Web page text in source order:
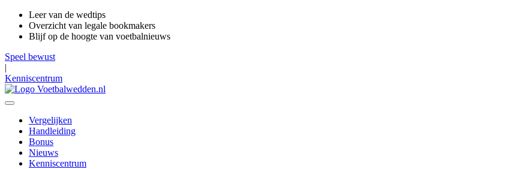
Leer van de wedtips
Overzicht van legale bookmakers
Blijf op de hoogte van voetbalnieuws
Speel bewust
|
Kenniscentrum
Vergelijken
Handleiding
Bonus
Nieuws
Kenniscentrum